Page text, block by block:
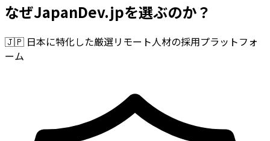
なぜJapanDev.jpを選ぶのか？
🇯🇵 日本に特化した厳選リモート人材の採用プラットフォ
ーム